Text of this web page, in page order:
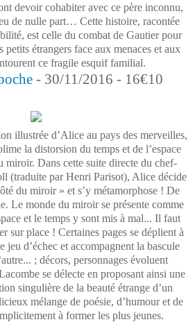
devoir cohabiter avec ce père inconnu,
de nulle part… Cette histoire, racontée
est celle du combat de Gautier pour
petits étrangers face aux menaces et aux
ce fragile esquif familial.
- 30/11/2016 - 16€10
illustrée d’Alice au pays des merveilles,
la distorsion du temps et de l’espace
miroir. Dans cette suite directe du chef-
(traduite par Henri Parisot), Alice décide
du miroir » et s’y métamorphose ! De
Le monde du miroir se présente comme
et le temps y sont mis à mal... Il faut
sur place ! Certaines pages se déplient à
jeu d’échec et accompagnent la bascule
; décors, personnages évoluent
se délecte en proposant ainsi une
singulière de la beauté étrange d’un
mélange de poésie, d’humour et de
à former les plus jeunes.